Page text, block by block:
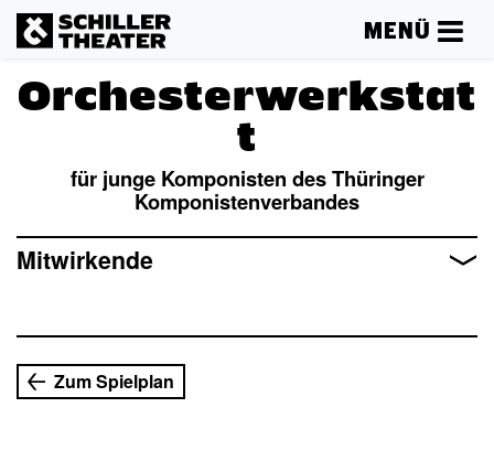
MENÜ
Orchesterwerkstat
t
für junge Komponisten des Thüringer
Komponistenverbandes
Mitwirkende
Zum Spielplan